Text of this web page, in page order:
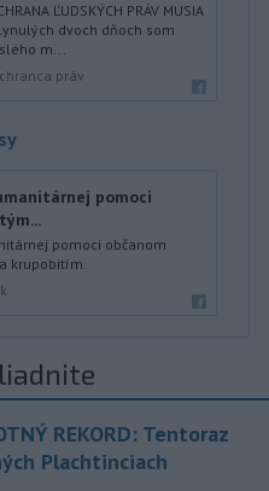
ĽUDSKÝCH PRÁV MUSIA
dvoch dňoch som
m...
práv
pomoci
pomoci občanom
krupobitím.
REKORD: Tentoraz
Plachtinciach